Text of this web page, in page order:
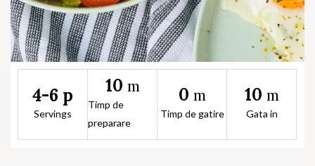
4-6 p
Servings
10 m
Timp de
preparare
0 m
Timp de gatire
10 m
Gata in